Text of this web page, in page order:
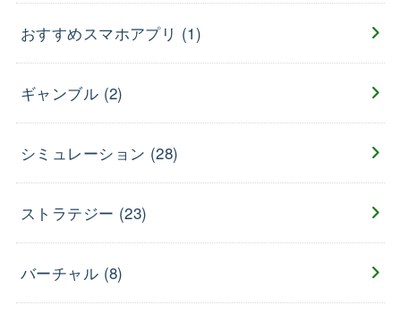
おすすめスマホアプリ (1)
ギャンブル (2)
シミュレーション (28)
ストラテジー (23)
バーチャル (8)